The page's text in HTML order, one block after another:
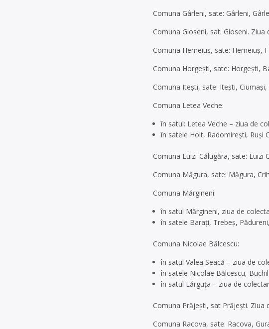
Comuna Gârleni, sate: Gârleni,
Comuna Gioseni, sat: Gioseni. Ziua
Comuna Hemeiuș, sate: Hemeiuș,
Comuna Horgești, sate: Horgești,
Comuna Itești, sate: Itești,
Comuna Letea Veche:
în satul: Letea Veche – ziua de
în satele Holt, Radomirești, Ruși
Comuna Luizi-Călugăra, sate: Luizi
Comuna Măgura, sate: Măgura,
Comuna Mărgineni:
în satul Mărgineni, ziua de
în satele Barați, Trebeș,
Comuna Nicolae Bălcescu:
în satul Valea Seacă – ziua de
în satele Nicolae Bălcescu,
în satul Lărguţa – ziua de
Comuna Prăjești, sat Prăjești. Ziua
Comuna Racova, sate: Racova,